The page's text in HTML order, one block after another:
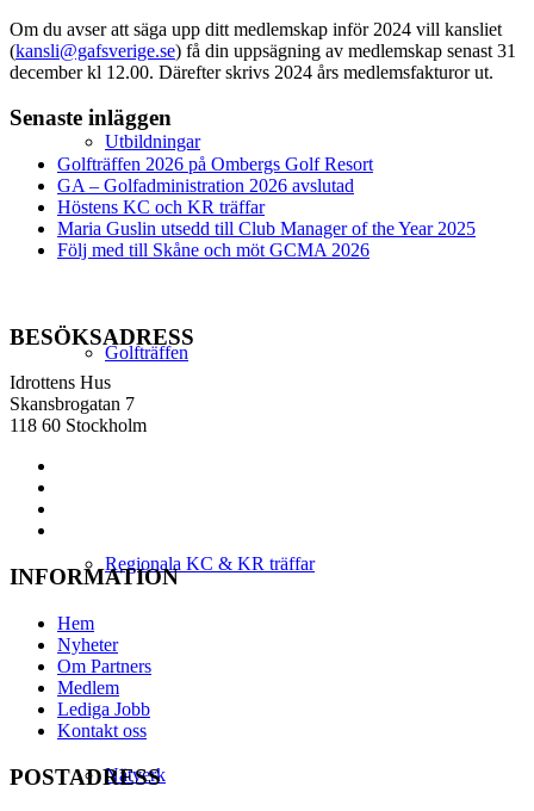
Utbildningar
Golfträffen
Regionala KC & KR träffar
Nätverk
Om du avser att säga upp ditt medlemskap inför 2024 vill kansliet
(kansli@gafsverige.se) få din uppsägning av medlemskap senast 31
december kl 12.00. Därefter skrivs 2024 års medlemsfakturor ut.
Senaste inläggen
Golfträffen 2026 på Ombergs Golf Resort
GA – Golfadministration 2026 avslutad
Höstens KC och KR träffar
Maria Guslin utsedd till Club Manager of the Year 2025
Följ med till Skåne och möt GCMA 2026
BESÖKSADRESS
Idrottens Hus
Skansbrogatan 7
118 60 Stockholm
INFORMATION
Hem
Nyheter
Om Partners
Medlem
Lediga Jobb
Kontakt oss
POSTADRESS